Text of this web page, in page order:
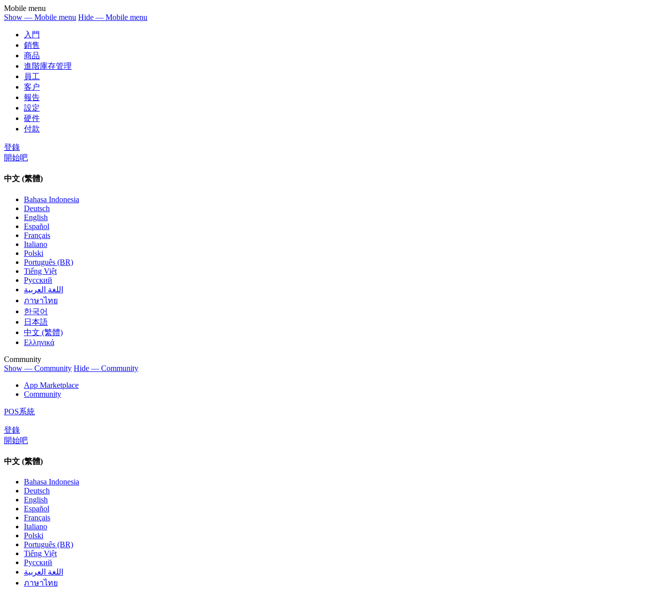
Mobile menu
Show — Mobile menu Hide — Mobile menu
入門
銷售
商品
進階庫存管理
員工
客户
報告
設定
硬件
付款
登錄
開始吧
中文 (繁體)
Bahasa Indonesia
Deutsch
English
Español
Français
Italiano
Polski
Português (BR)
Tiếng Việt
Русский
اللغة العربية
ภาษาไทย
한국어
日本語
中文 (繁體)
Ελληνικά
Community
Show — Community Hide — Community
App Marketplace
Community
POS系統
登錄
開始吧
中文 (繁體)
Bahasa Indonesia
Deutsch
English
Español
Français
Italiano
Polski
Português (BR)
Tiếng Việt
Русский
اللغة العربية
ภาษาไทย